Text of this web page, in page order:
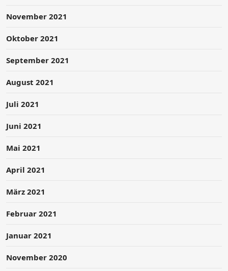
November 2021
Oktober 2021
September 2021
August 2021
Juli 2021
Juni 2021
Mai 2021
April 2021
März 2021
Februar 2021
Januar 2021
November 2020